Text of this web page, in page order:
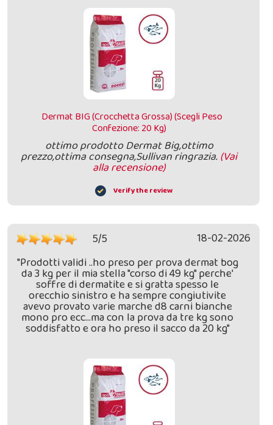
Dermat BIG (Crocchetta Grossa) (Scegli Peso
Confezione: 20 Kg)
ottimo prodotto Dermat Big,ottimo
prezzo,ottima consegna,Sullivan ringrazia.(Vai
alla recensione)
Verify the review
5/5
18-02-2026
"Prodotti validi ..ho preso per prova dermat bog
da 3 kg per il mia stella "corso di 49 kg" perche'
soffre di dermatite e si gratta spesso le
orecchio sinistro e ha sempre congiutivite
avevo provato varie marche d8 carni bianche
mono pro ecc...ma con la prova da tre kg sono
soddisfatto e ora ho preso il sacco da 20 kg"